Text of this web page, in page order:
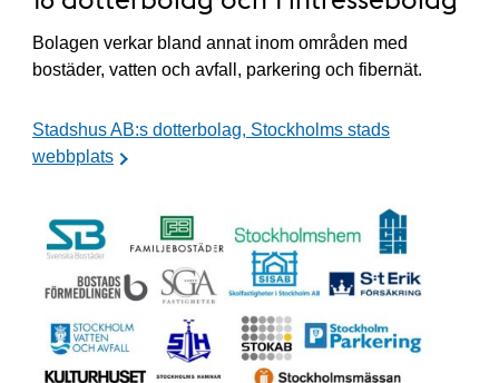
Bolagen verkar bland annat inom områden med
bostäder, vatten och avfall, parkering och fibernät.
Stadshus AB:s dotterbolag, Stockholms stads
webbplats